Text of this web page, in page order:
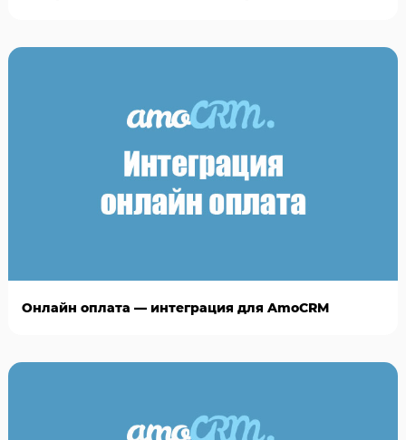
Онлайн оплата — интеграция для AmoCRM